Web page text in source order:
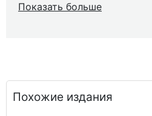
Показать больше
Похожие издания